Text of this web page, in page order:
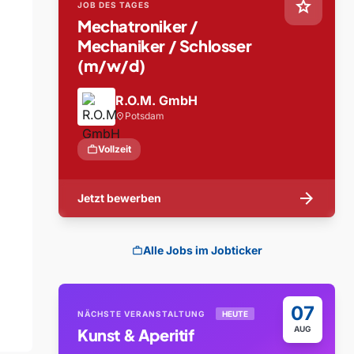
star
JOB DES TAGES
Mechatroniker /
Mechaniker / Schlosser
(m/w/d)
R.O.M. GmbH
location_on Potsdam
workVollzeit
Jetzt bewerben arrow_forward
workAlle Jobs im Jobticker
07
AUG
NÄCHSTE VERANSTALTUNG HEUTE
Kunst & Aperitif